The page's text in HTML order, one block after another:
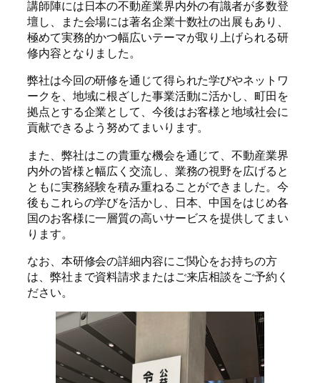
講師陣には日本の不動産業界内外の有識者が多数登
壇し、また会場には著名企業十数社の出展もあり、
極めて実務的かつ幅広いテーマが取り上げられる研
修内容となりました。
弊社は今回の研修を通じて得られた学びやネットワ
ークを、地域に根ざした事業活動に活かし、町田を
拠点とする企業として、今後はお客様と地域社会に
貢献できるよう努めてまいります。
また、弊社はこの貴重な機会を通じて、不動産業界
内外の皆様と幅広く交流し、業務の視野を広げると
ともに実務経験を積み重ねることができました。今
後もこれらの学びを活かし、日本、中国をはじめ各
国のお客様に一層質の高いサービスを提供してまい
ります。
なお、本研修会の詳細内容にご関心をお持ちの方
は、弊社まで資料請求またはご来店相談をご予約く
ださい。